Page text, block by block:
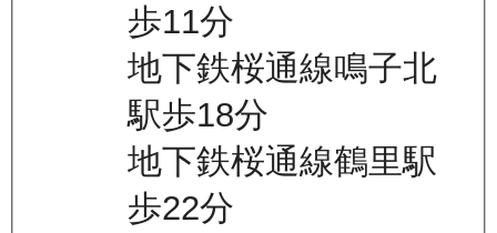
歩11分
地下鉄桜通線鳴子北
駅歩18分
地下鉄桜通線鶴里駅
歩22分